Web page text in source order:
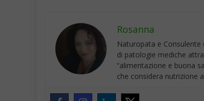
Rosanna
Naturopata e Consulente
di patologie mediche
“alimentazione e buona
che considera nutrizione